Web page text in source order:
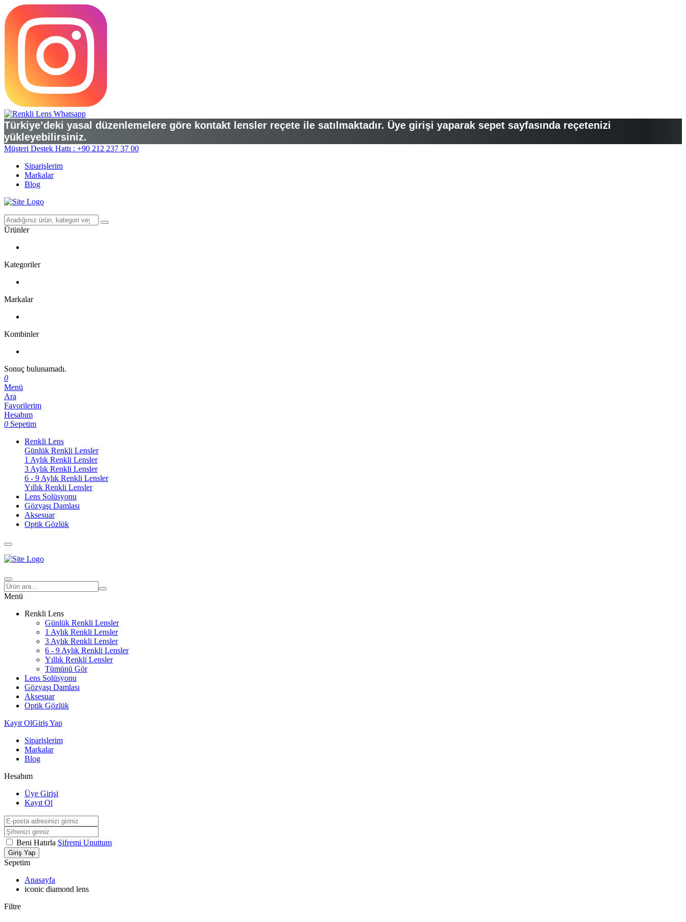
Türkiye’deki yasal düzenlemelere göre kontakt lensler reçete ile satılmaktadır. Üye girişi yaparak sepet sayfasında reçetenizi
yükleyebilirsiniz.
Müşteri Destek Hattı : +90 212 237 37 00
Siparişlerim
Markalar
Blog
Ürünler
Kategoriler
Markalar
Kombinler
Sonuç bulunamadı.
0
Menü
Ara
Favorilerim
Hesabım
0 Sepetim
Renkli Lens
Günlük Renkli Lensler
1 Aylık Renkli Lensler
3 Aylık Renkli Lensler
6 - 9 Aylık Renkli Lensler
Yıllık Renkli Lensler
Lens Solüsyonu
Gözyaşı Damlası
Aksesuar
Optik Gözlük
Menü
Renkli Lens
Günlük Renkli Lensler
1 Aylık Renkli Lensler
3 Aylık Renkli Lensler
6 - 9 Aylık Renkli Lensler
Yıllık Renkli Lensler
Tümünü Gör
Lens Solüsyonu
Gözyaşı Damlası
Aksesuar
Optik Gözlük
Kayıt OlGiriş Yap
Siparişlerim
Markalar
Blog
Hesabım
Üye Girişi
Kayıt Ol
Beni Hatırla Şifremi Unuttum
Giriş Yap
Sepetim
Anasayfa
iconic diamond lens
Filtre